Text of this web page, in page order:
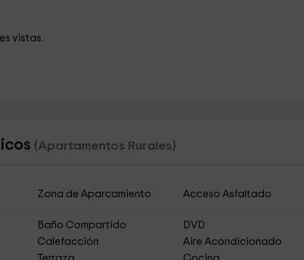
vistas.
(Apartamentos Rurales)
Zona de Aparcamiento Acceso Asfaltado
Baño Compartido
DVD
Calefacción
Aire Acondicionado